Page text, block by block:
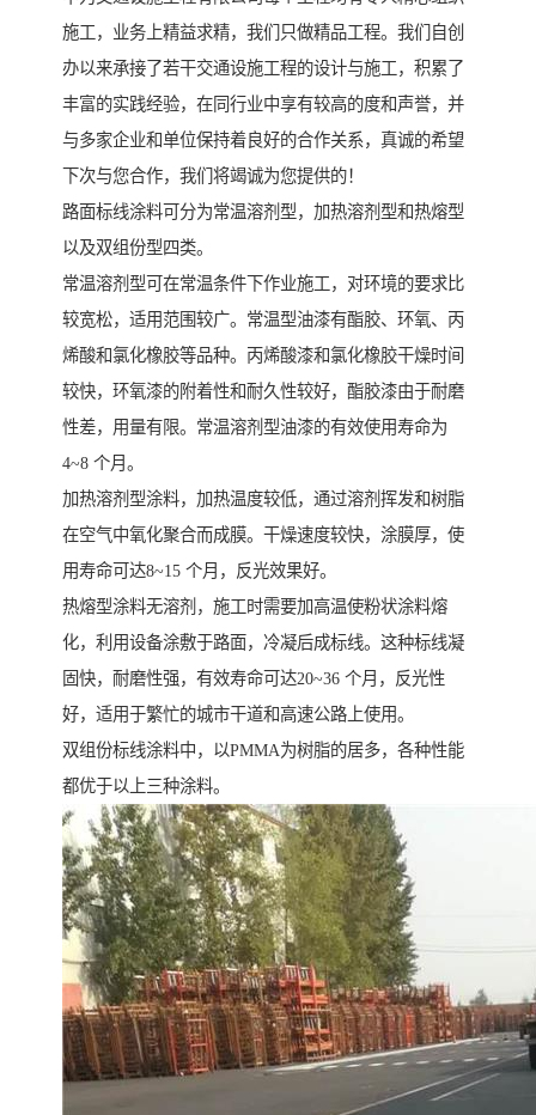
施工，业务上精益求精，我们只做精品工程。我们自创
办以来承接了若干交通设施工程的设计与施工，积累了
丰富的实践经验，在同行业中享有较高的度和声誉，并
与多家企业和单位保持着良好的合作关系，真诚的希望
下次与您合作，我们将竭诚为您提供的！
路面标线涂料可分为常温溶剂型，加热溶剂型和热熔型
以及双组份型四类。
常温溶剂型可在常温条件下作业施工，对环境的要求比
较宽松，适用范围较广。常温型油漆有酯胶、环氧、丙
烯酸和氯化橡胶等品种。丙烯酸漆和氯化橡胶干燥时间
较快，环氧漆的附着性和耐久性较好，酯胶漆由于耐磨
性差，用量有限。常温溶剂型油漆的有效使用寿命为
4~8 个月。
加热溶剂型涂料，加热温度较低，通过溶剂挥发和树脂
在空气中氧化聚合而成膜。干燥速度较快，涂膜厚，使
用寿命可达8~15 个月，反光效果好。
热熔型涂料无溶剂，施工时需要加高温使粉状涂料熔
化，利用设备涂敷于路面，冷凝后成标线。这种标线凝
固快，耐磨性强，有效寿命可达20~36 个月，反光性
好，适用于繁忙的城市干道和高速公路上使用。
双组份标线涂料中，以PMMA为树脂的居多，各种性能
都优于以上三种涂料。